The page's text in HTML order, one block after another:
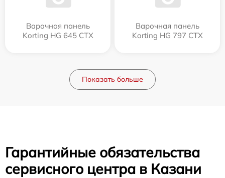
Варочная панель
Korting HG 645 CTX
Варочная панель
Korting HG 797 CTX
Показать больше
Гарантийные обязательства
сервисного центра в Казани